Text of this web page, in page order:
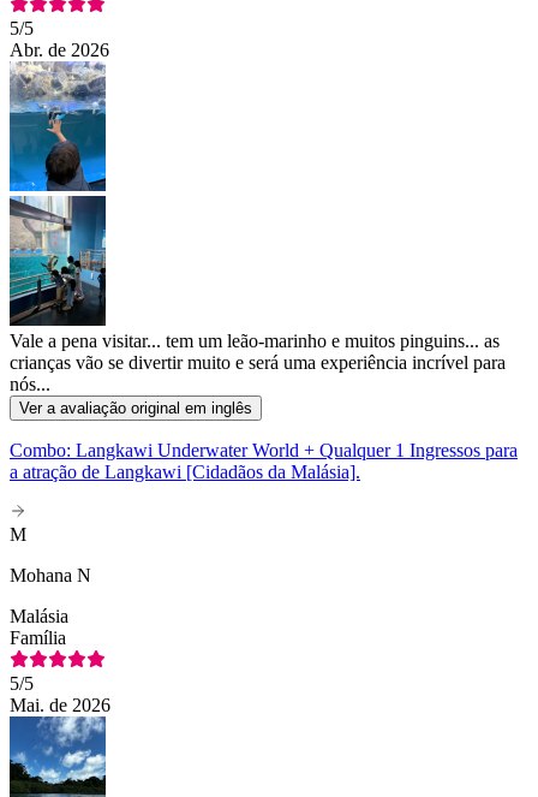
5/5
Abr. de 2026
Vale a pena visitar... tem um leão-marinho e muitos pinguins... as
crianças vão se divertir muito e será uma experiência incrível para
nós...
Ver a avaliação original em inglês
Combo: Langkawi Underwater World + Qualquer 1 Ingressos para
a atração de Langkawi [Cidadãos da Malásia].
M
Mohana N
Malásia
Família
5/5
Mai. de 2026